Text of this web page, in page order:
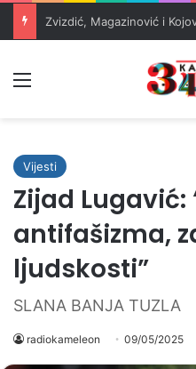
Vijesti
Zijad Lugavić:
antifašizma,
ljudskosti”
SLANA BANJA TUZLA
radiokameleon 09/05/2025